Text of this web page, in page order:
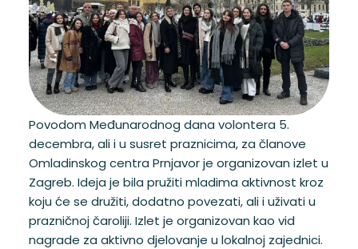
Povodom Međunarodnog dana volontera 5.
decembra, ali i u susret praznicima, za članove
Omladinskog centra Prnjavor je organizovan izlet u
Zagreb. Ideja je bila pružiti mladima aktivnost kroz
koju će se družiti, dodatno povezati, ali i uživati u
prazničnoj čaroliji. Izlet je organizovan kao vid
nagrade za aktivno djelovanje u lokalnoj zajednici.